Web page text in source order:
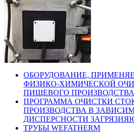
ОБОРУДОВАНИЕ,
ФИЗИКО-ХИМИЧЕСКОЙ
ПИЩЕВОГО ПРОИЗВОДСТВА
ПРОГРАММА ОЧИСТКИ
ПРОИЗВОДСТВА В
ДИСПЕРСНОСТИ
ТРУБЫ WEFATHERM